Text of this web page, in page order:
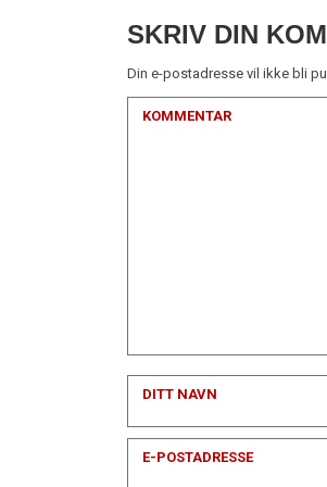
SKRIV DIN
Din e-postadresse vil ikke bli
KOMMENTAR
DITT NAVN
E-POSTADRESSE